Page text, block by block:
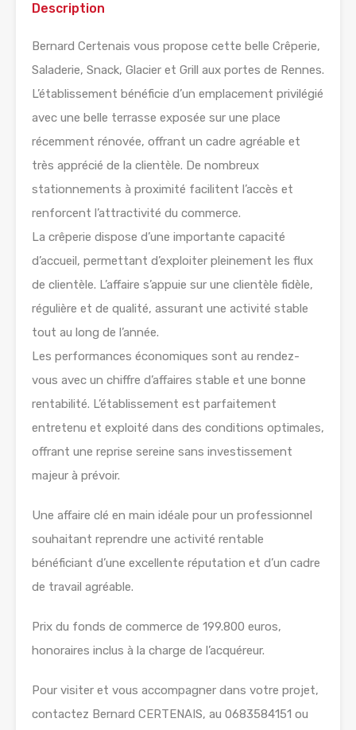
Description
Bernard Certenais vous propose cette belle Crêperie,
Saladerie, Snack, Glacier et Grill aux portes de Rennes.
L’établissement bénéficie d’un emplacement privilégié
avec une belle terrasse exposée sur une place
récemment rénovée, offrant un cadre agréable et
très apprécié de la clientèle. De nombreux
stationnements à proximité facilitent l’accès et
renforcent l’attractivité du commerce.
La crêperie dispose d’une importante capacité
d’accueil, permettant d’exploiter pleinement les flux
de clientèle. L’affaire s’appuie sur une clientèle fidèle,
régulière et de qualité, assurant une activité stable
tout au long de l’année.
Les performances économiques sont au rendez-
vous avec un chiffre d’affaires stable et une bonne
rentabilité. L’établissement est parfaitement
entretenu et exploité dans des conditions optimales,
offrant une reprise sereine sans investissement
majeur à prévoir.
Une affaire clé en main idéale pour un professionnel
souhaitant reprendre une activité rentable
bénéficiant d’une excellente réputation et d’un cadre
de travail agréable.
Prix du fonds de commerce de 199.800 euros,
honoraires inclus à la charge de l’acquéreur.
Pour visiter et vous accompagner dans votre projet,
contactez Bernard CERTENAIS, au 0683584151 ou